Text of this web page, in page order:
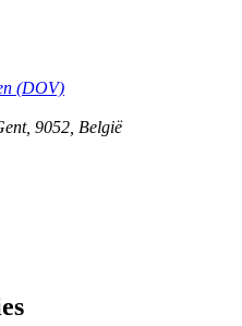
(DOV)
, 9052, België